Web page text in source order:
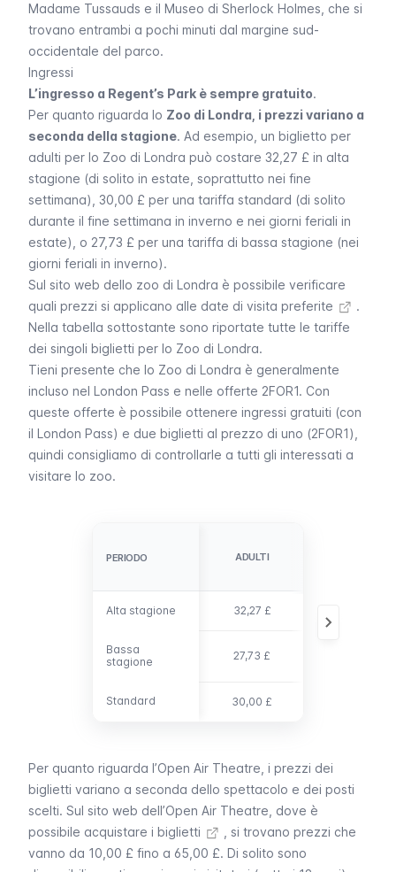
Madame Tussauds e il Museo di Sherlock Holmes , che si
trovano entrambi a pochi minuti dal margine sud-
occidentale del parco.
Ingressi
L’ingresso a Regent’s Park è sempre gratuito.
Per quanto riguarda lo Zoo di Londra, i prezzi variano a
seconda della stagione. Ad esempio, un biglietto per
adulti per lo Zoo di Londra può costare 32,27 £ in alta
stagione (di solito in estate, soprattutto nei fine
settimana), 30,00 £ per una tariffa standard (di solito
durante il fine settimana in inverno e nei giorni feriali in
estate), o 27,73 £ per una tariffa di bassa stagione (nei
giorni feriali in inverno).
Sul sito web dello zoo di Londra è possibile verificare
quali prezzi si applicano alle date di visita preferite
.
Nella tabella sottostante sono riportate tutte le tariffe
dei singoli biglietti per lo Zoo di Londra.
Tieni presente che lo Zoo di Londra è generalmente
incluso nel London Pass e nelle offerte 2FOR1. Con
queste offerte è possibile ottenere ingressi gratuiti (con
il London Pass) e due biglietti al prezzo di uno (2FOR1),
quindi consigliamo di controllarle a tutti gli interessati a
visitare lo zoo.
PERIODO
Alta stagione
Bassa
stagione
Standard
PERIODO ADULTI
Alta stagione 32,27 £
Bassa
stagione
27,73 £
Standard 30,00 £
Per quanto riguarda l’Open Air Theatre , i prezzi dei
biglietti variano a seconda dello spettacolo e dei posti
scelti. Sul sito web dell’Open Air Theatre, dove è
possibile acquistare i biglietti
, si trovano prezzi che
vanno da 10,00 £ fino a 65,00 £. Di solito sono